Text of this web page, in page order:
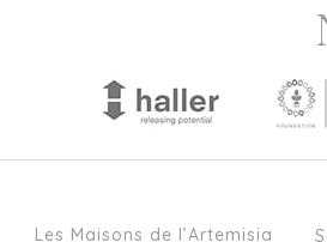
Les Maisons de l’Artemisia